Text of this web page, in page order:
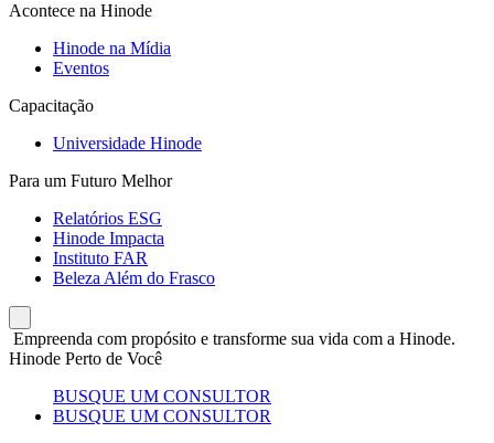
Acontece na Hinode
Hinode na Mídia
Eventos
Capacitação
Universidade Hinode
Para um Futuro Melhor
Relatórios ESG
Hinode Impacta
Instituto FAR
Beleza Além do Frasco
Empreenda com propósito e transforme sua vida com a Hinode.
Hinode Perto de Você
BUSQUE UM CONSULTOR
BUSQUE UM CONSULTOR